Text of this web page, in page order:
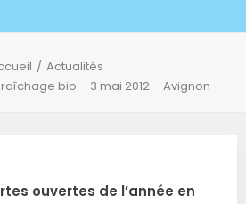
Actualités
bio – 3 mai 2012 – Avignon
ouvertes de l’année en